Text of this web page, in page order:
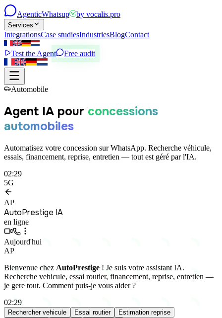
AgenticWhatsup by vocalis.pro
Services
IntegrationsCase studiesIndustriesBlogContact
Test the Agent Free audit
Automobile
Agent IA pour concessions
automobiles
Automatisez votre concession sur WhatsApp. Recherche véhicule,
essais, financement, reprise, entretien — tout est géré par l'IA.
02:29
5G
AP
AutoPrestige IA
en ligne
Aujourd'hui
AP
Bienvenue chez AutoPrestige ! Je suis votre assistant IA.
Recherche vehicule, essai routier, financement, reprise, entretien —
je gere tout. Comment puis-je vous aider ?
02:29
Rechercher vehicule Essai routier
Estimation reprise